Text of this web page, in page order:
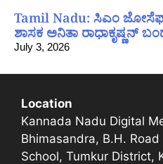
Tamil Nadu: ಸಿಎಂ
ಶಾಸಕ ಅನಿತಾ ರಾಧಾಕೃಷ್ಣನ್
July 3, 2026
Location
Kannada Nadu Digital
Bhimasandra, B.H.
School, Tumkur District,